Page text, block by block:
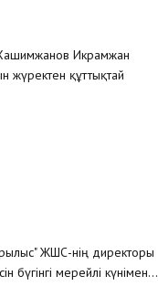
Хашимжанов Икрамжан
жүректен құттықтай
ЖШС-нің директоры
мерейлі күнімен...